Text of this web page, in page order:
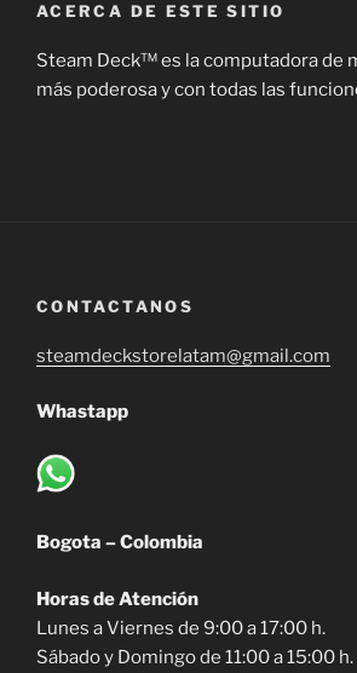
ACERCA DE ESTE SITIO
Steam Deck™ es la computadora de
más poderosa y con todas las
CONTACTANOS
steamdeckstorelatam@gmail.com
Whastapp
Bogota – Colombia
Horas de Atención
Lunes a Viernes de 9:00 a 17:00 h.
Sábado y Domingo de 11:00 a 15:00 h.